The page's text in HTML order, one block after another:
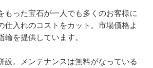
もった宝石が一人でも多くのお客様に
仕入れのコストをカット。市場価格よ
輪を提供しています。
設。メンテナンスは無料がなっている